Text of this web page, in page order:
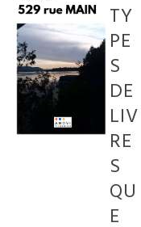
TY
PE
S
DE
LIV
RE
S
QU
E